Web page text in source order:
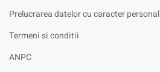
Prelucrarea datelor cu caracter personal
Termeni si conditii
ANPC